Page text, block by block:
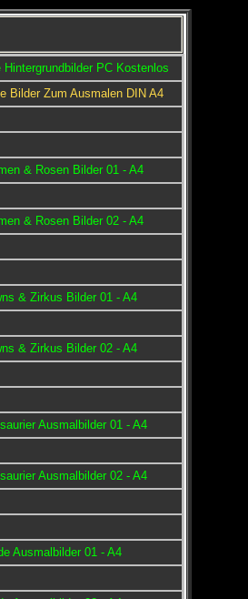
Hintergrundbilder PC Kostenlos
Bilder Zum Ausmalen DIN A4
& Rosen Bilder 01 - A4
& Rosen Bilder 02 - A4
& Zirkus Bilder 01 - A4
& Zirkus Bilder 02 - A4
Ausmalbilder 01 - A4
Ausmalbilder 02 - A4
Ausmalbilder 01 - A4